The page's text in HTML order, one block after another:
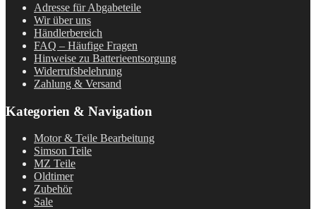
Adresse für Abgabeteile
Wir über uns
Händlerbereich
FAQ – Häufige Fragen
Hinweise zu Batterieentsorgung
Widerrufsbelehrung
Zahlung & Versand
Kategorien & Navigation
Motor & Teile Bearbeitung
Simson Teile
MZ Teile
Oldtimer
Zubehör
Sale